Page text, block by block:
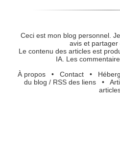
Ceci est mon blog personnel.
avis et partager
Le contenu des articles est
IA. Les
À propos• Contact•
du blog / RSS des liens•